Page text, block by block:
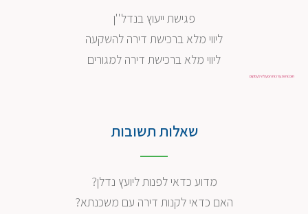
פגישת ייעוץ בנדל''ן
ליווי מלא ברכישת דירה להשקעה
ליווי מלא ברכישת דירה למגורים
תוכנות ומערכות הפעלה לעסקים
שאלות תשובות
מדוע כדאי לפנות ליועץ נדלן?
האם כדאי לקנות דירה עם משכנתא?